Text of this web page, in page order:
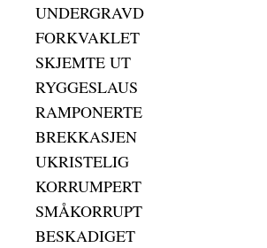
UNDERGRAVD
FORKVAKLET
SKJEMTE UT
RYGGESLAUS
RAMPONERTE
BREKKASJEN
UKRISTELIG
KORRUMPERT
SMÅKORRUPT
BESKADIGET